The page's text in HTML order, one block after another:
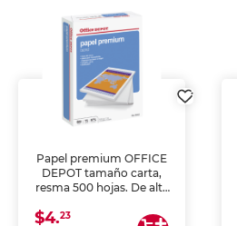
Papel premium OFFICE
DEPOT tamaño carta,
resma 500 hojas. De alta
uniforme, ideal para
$4.23